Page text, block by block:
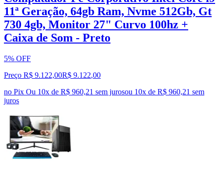
11ª Geração, 64gb Ram, Nvme 512Gb, Gt
730 4gb, Monitor 27" Curvo 100hz +
Caixa de Som - Preto
5% OFF
Preço R$ 9.122,00R$ 9.122,00
no Pix Ou 10x de R$ 960,21 sem jurosou 10x de R$ 960,21 sem
juros